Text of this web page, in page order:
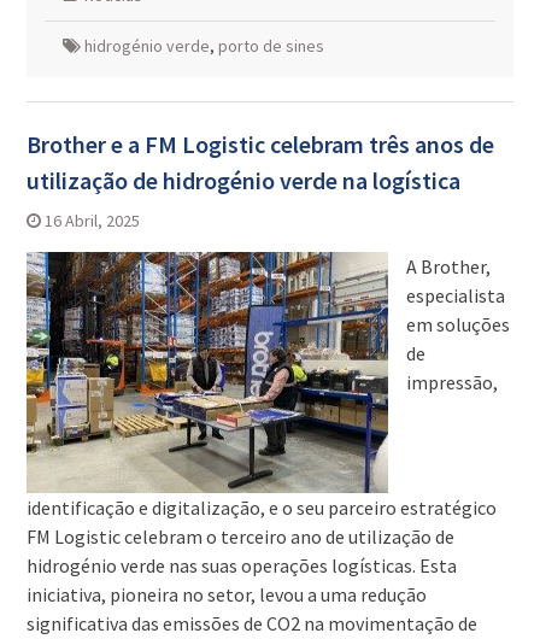
hidrogénio verde, porto de sines
Brother e a FM Logistic celebram três anos de
utilização de hidrogénio verde na logística
16 Abril, 2025
A Brother,
especialista
em soluções
de
impressão,
identificação e digitalização, e o seu parceiro estratégico
FM Logistic celebram o terceiro ano de utilização de
hidrogénio verde nas suas operações logísticas. Esta
iniciativa, pioneira no setor, levou a uma redução
significativa das emissões de CO2 na movimentação de